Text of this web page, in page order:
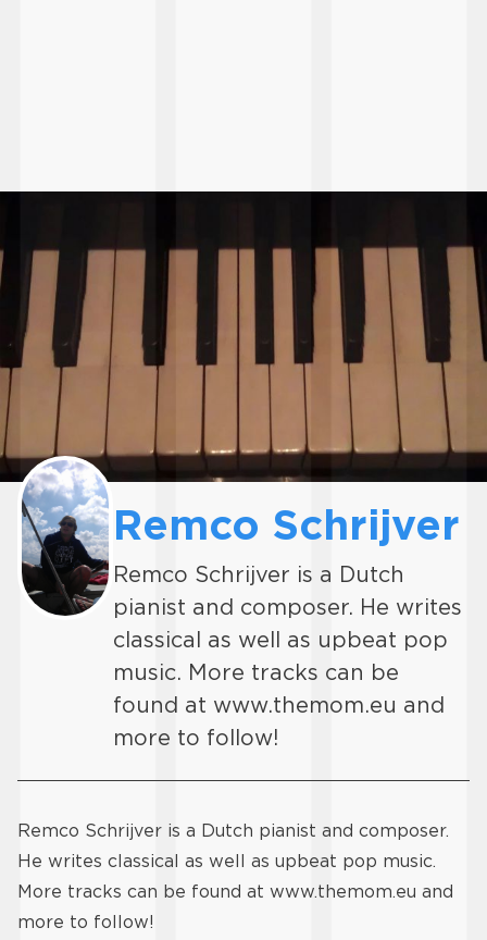
Remco Schrijver
Remco Schrijver is a Dutch
pianist and composer. He writes
classical as well as upbeat pop
music. More tracks can be
found at www.themom.eu and
more to follow!
Remco Schrijver is a Dutch pianist and composer.
He writes classical as well as upbeat pop music.
More tracks can be found at www.themom.eu and
more to follow!